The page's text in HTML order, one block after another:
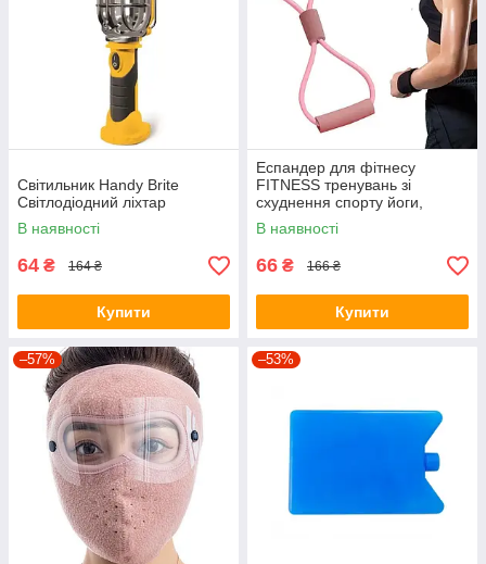
Світильник Handy Brite
Світлодіодний ліхтар
В наявності
64 ₴ 164 ₴
Купити
Еспандер для фітнесу
FITNESS тренувань зі
схуднення спорту йоги,
вісімка, для чоловіків жінок
В наявності
66 ₴ 166 ₴
Купити
–57% –53%